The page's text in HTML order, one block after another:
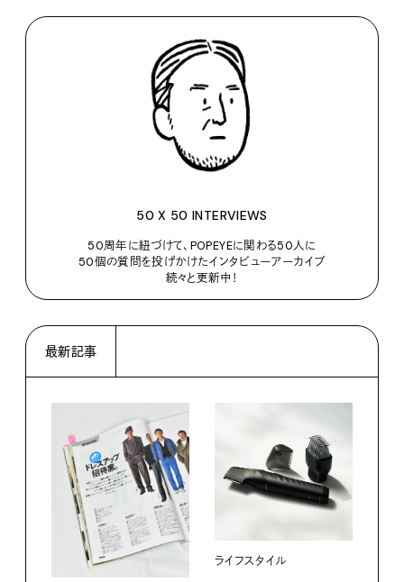
50 X 50 INTERVIEWS
50周年に紐づけて、POPEYEに関わる50人に
50個の質問を投げかけたインタビューアーカイブ
続々と更新中！
最新記事
ライフスタイル